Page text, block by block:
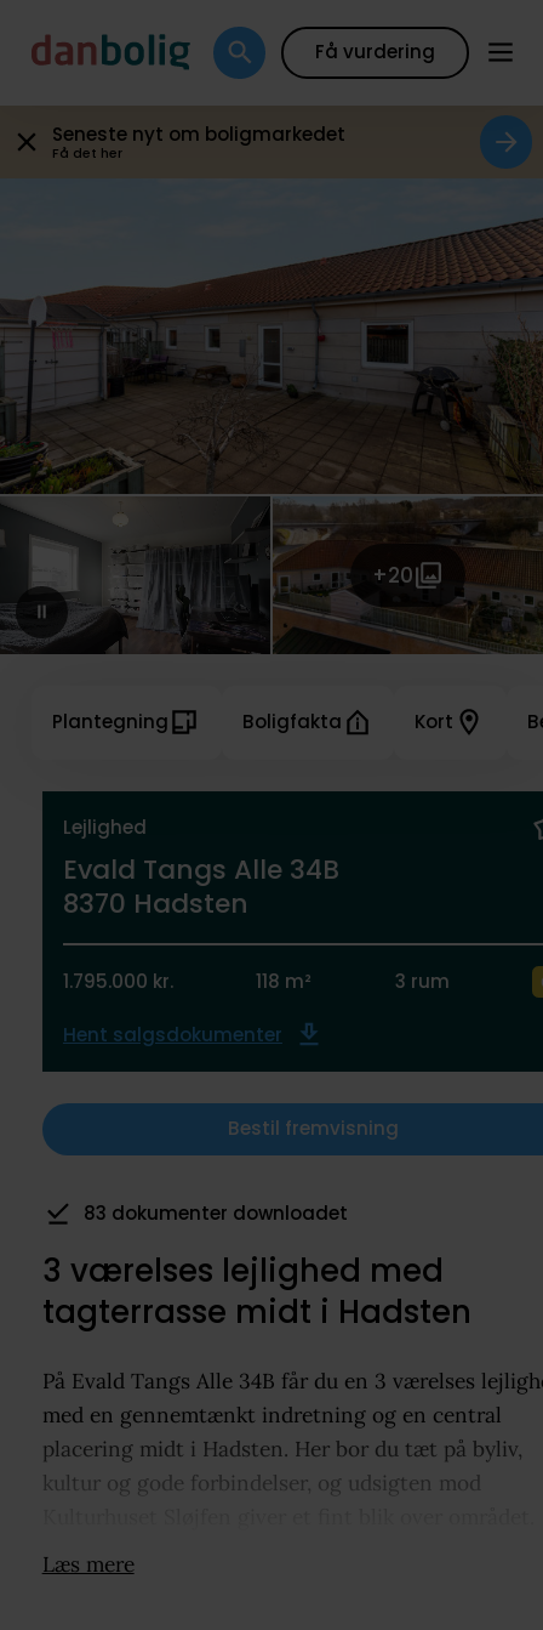
Få vurdering
Seneste nyt om boligmarkedet
Få det her
+20
Lejlighed
Evald Tangs Alle 34B
8370 Hadsten
1.795.000 kr. 118 m² 3 rum
Hent salgsdokumenter
Bestil fremvisning
Plantegning Boligfakta Kort
83 dokumenter downloadet
3 værelses lejlighed med
tagterrasse midt i Hadsten
På Evald Tangs Alle 34B får du en 3 værelses
med en gennemtænkt indretning og en central
placering midt i Hadsten. Her bor du tæt på byliv,
kultur og gode forbindelser, og udsigten mod
Lejligheden fra 1996 fremstår i god stand med et
Læs mere
Galleri Plantegning Boligfakta Kort